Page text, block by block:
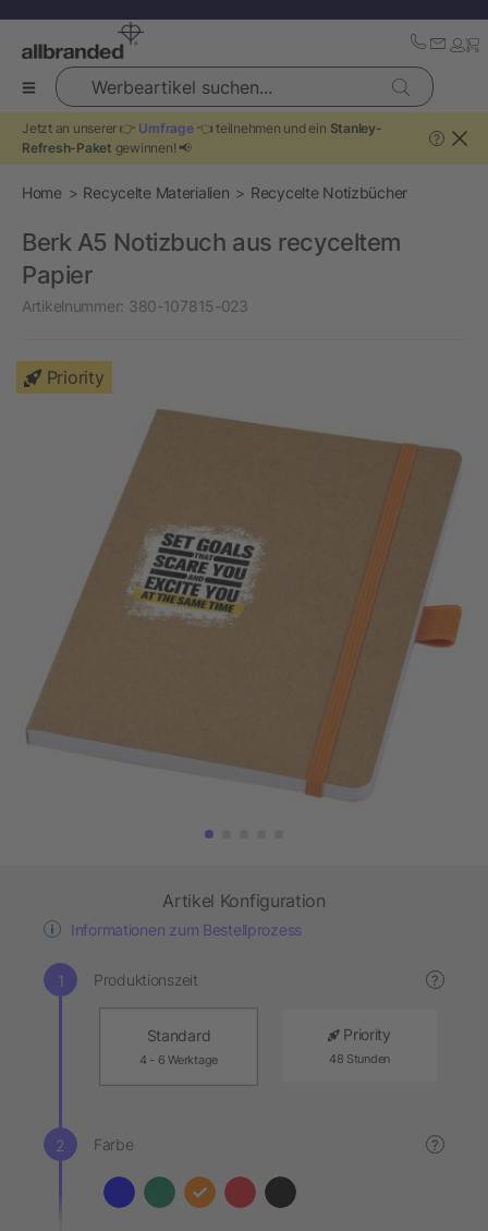
Werbeartikel suchen...
Jetzt an unserer 👉 Umfrage👈 teilnehmen und ein Stanley-
Refresh-Paket gewinnen! 📢
?
Home Recycelte Materialien Recycelte Notizbücher
Berk A5 Notizbuch aus recyceltem
Papier
Artikelnummer: 380-107815-023
Priority
Artikel Konfiguration
Informationen zum Bestellprozess
Produktionszeit ?
Standard
4 - 6 Werktage
Priority
48 Stunden
Farbe ?